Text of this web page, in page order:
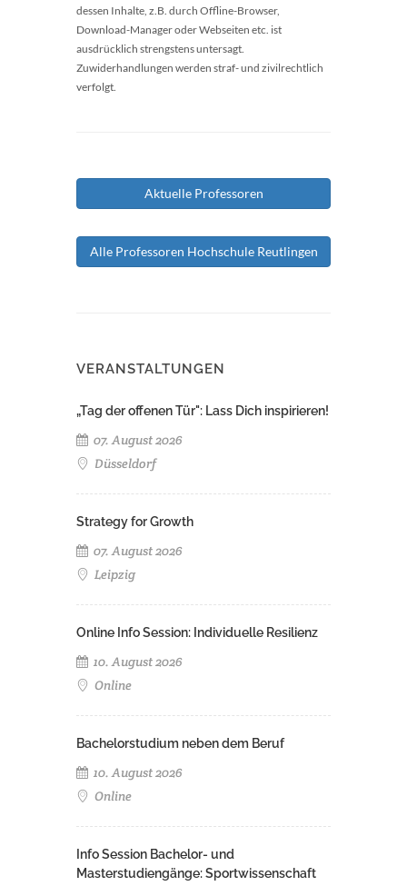
dessen Inhalte, z.B. durch Offline-Browser,
Download-Manager oder Webseiten etc. ist
ausdrücklich strengstens untersagt.
Zuwiderhandlungen werden straf- und zivilrechtlich
verfolgt.
Aktuelle Professoren
Alle Professoren Hochschule Reutlingen
VERANSTALTUNGEN
„Tag der offenen Tür": Lass Dich inspirieren!
07. August 2026
Düsseldorf
Strategy for Growth
07. August 2026
Leipzig
Online Info Session: Individuelle Resilienz
10. August 2026
Online
Bachelorstudium neben dem Beruf
10. August 2026
Online
Info Session Bachelor- und
Masterstudiengänge: Sportwissenschaft